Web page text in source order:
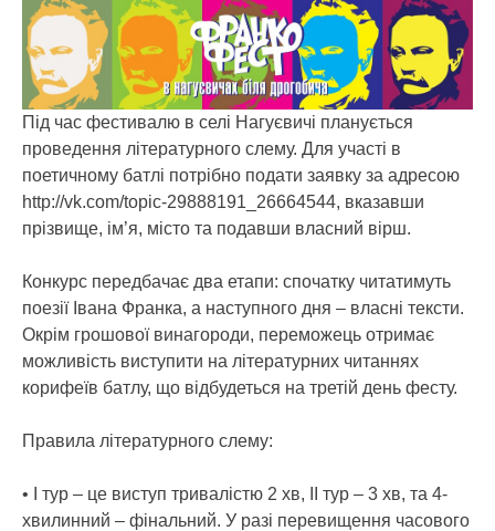
Під час фестивалю в селі Нагуєвичі планується
проведення літературного слему. Для участі в
поетичному батлі потрібно подати заявку за адресою
http://vk.com/topic-29888191_26664544, вказавши
прізвище, ім’я, місто та подавши власний вірш.
Конкурс передбачає два етапи: спочатку читатимуть
поезії Івана Франка, а наступного дня – власні тексти.
Окрім грошової винагороди, переможець отримає
можливість виступити на літературних читаннях
корифеїв батлу, що відбудеться на третій день фесту.
Правила літературного слему:
• І тур – це виступ тривалістю 2 хв, ІІ тур – 3 хв, та 4-
хвилинний – фінальний. У разі перевищення часового